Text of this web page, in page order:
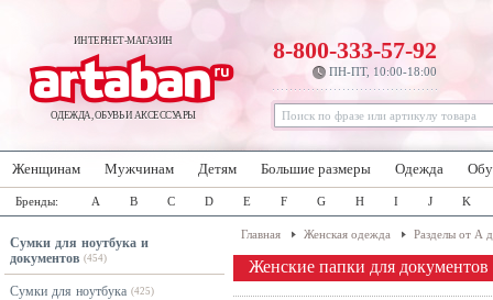
ИНТЕРНЕТ-МАГАЗИН
ОДЕЖДА, ОБУВЬ И АКСЕССУАРЫ
8-800-333-57-92
ПН-ПТ, 10:00-18:00
Женщинам Мужчинам Детям Большие размеры Одежда
Бренды: A B C D E F G H I J K
Сумки для ноутбука и
документов (454)
Сумки для ноутбука (425)
Главная Женская одежда Разделы от А
Женские папки для документов